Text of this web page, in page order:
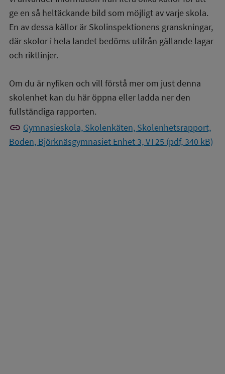
ge en så heltäckande bild som möjligt av varje skola.
En av dessa källor är Skolinspektionens granskningar,
där skolor i hela landet bedöms utifrån gällande lagar
och riktlinjer.
Om du är nyfiken och vill förstå mer om just denna
skolenhet kan du här öppna eller ladda ner den
fullständiga rapporten.
link Gymnasieskola, Skolenkäten, Skolenhetsrapport,
Boden, Björknäsgymnasiet Enhet 3, VT25 (pdf, 340 kB)